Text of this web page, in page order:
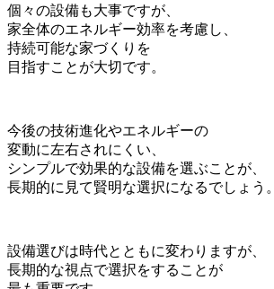
個々の設備も大事ですが、
家全体のエネルギー効率を考慮し、
持続可能な家づくりを
目指すことが大切です。
今後の技術進化やエネルギーの
変動に左右されにくい、
シンプルで効果的な設備を選ぶことが、
長期的に見て賢明な選択になるでしょう。
設備選びは時代とともに変わりますが、
長期的な視点で選択をすることが